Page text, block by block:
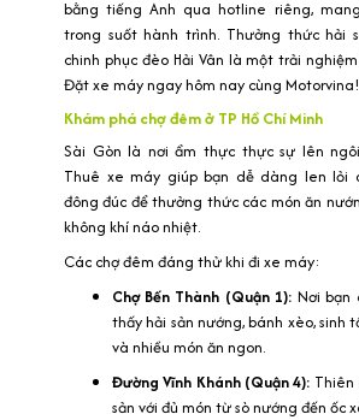
bằng tiếng Anh qua hotline riêng,
trong suốt hành trình. Thưởng thức hải
chinh phục đèo Hải Vân là một trải
Đặt xe máy ngay hôm nay cùng Motorvina!
Khám phá chợ đêm ở TP Hồ Chí Minh
Sài Gòn là nơi ẩm thực thực sự lên
Thuê xe máy giúp bạn dễ dàng len lỏi
đông đúc để thưởng thức các món ăn
không khí náo nhiệt.
Các chợ đêm đáng thử khi đi xe máy:
Chợ Bến Thành (Quận 1): Nơi bạn
thấy hải sản nướng, bánh xèo, sinh
và nhiều món ăn ngon.
Đường Vĩnh Khánh (Quận 4): Thiên
sản với đủ món từ sò nướng đến ốc